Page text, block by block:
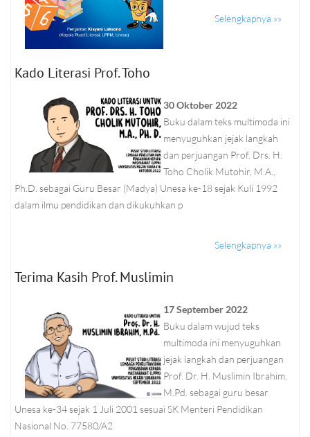
Selengkapnya »»
Kado Literasi Prof. Toho
30 Oktober 2022
Buku dalam teks multimoda ini
menyuguhkan jejak langkah
dan perjuangan Prof. Drs. H.
Toho Cholik Mutohir, M.A.,
Ph.D. sebagai Guru Besar (Madya) Unesa ke-18 sejak Kuli 1992
dalam ilmu pendidikan dan dikukuhkan p
Selengkapnya »»
Terima Kasih Prof. Muslimin
17 September 2022
Buku dalam wujud teks
multimoda ini menyuguhkan
jejak langkah dan perjuangan
Prof. Dr. H. Muslimin Ibrahim,
M.Pd. sebagai guru besar
Unesa ke-34 sejak 1 Juli 2001 sesuai SK Menteri Pendidikan
Nasional No. 77580/A2